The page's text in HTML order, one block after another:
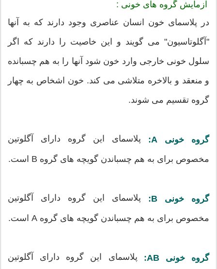
آزمایش گروه های خونی :
در پلاسمای خون انسان عناصری وجود دارند که به آنها
"آگلوتاسیون" می گویند و این خاصیت را دارند که اگر
سلول خونی خارجی وارد خون شود آنها را به هم چسبانده
و منعقد و بالاخره متلاشی می کند. خون اشخاص به چهار
گروه تقسیم می شوند.
گروه خونی A: پلاسمای این گروه دارای آگلوتین
مخصوص برای به هم چسباندن گویچه های گروه B است.
گروه خونی B: پلاسمای این گروه دارای آگلوتین
مخصوص برای به هم چسباندن گویچه های گروه A است.
گروه خونی AB: پلاسمای این گروه دارای آگلوتین